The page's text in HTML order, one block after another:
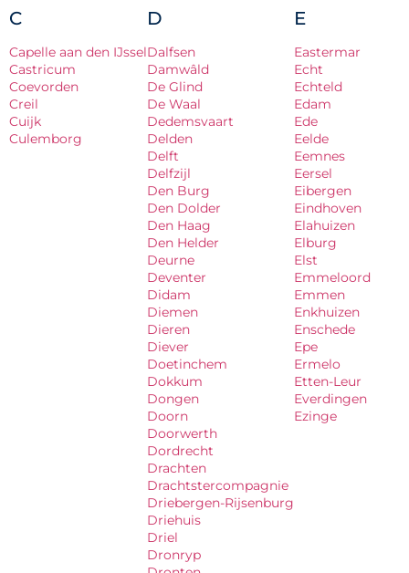
C
Capelle aan den IJssel
Castricum
Coevorden
Creil
Cuijk
Culemborg
D
Dalfsen
Damwâld
De Glind
De Waal
Dedemsvaart
Delden
Delft
Delfzijl
Den Burg
Den Dolder
Den Haag
Den Helder
Deurne
Deventer
Didam
Diemen
Dieren
Diever
Doetinchem
Dokkum
Dongen
Doorn
Doorwerth
Dordrecht
Drachten
Drachtstercompagnie
Driebergen-Rijsenburg
Driehuis
Driel
Dronryp
E
Eastermar
Echt
Echteld
Edam
Ede
Eelde
Eemnes
Eersel
Eibergen
Eindhoven
Elahuizen
Elburg
Elst
Emmeloord
Emmen
Enkhuizen
Enschede
Epe
Ermelo
Etten-Leur
Everdingen
Ezinge